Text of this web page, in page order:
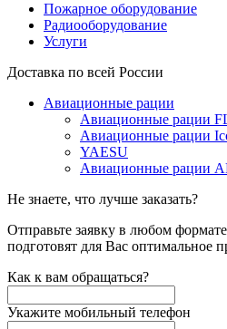
Пожарное оборудование
Радиооборудование
Услуги
Доставка по всей России
Авиационные рации
Авиационные рации
Авиационные рации
YAESU
Авиационные рации
Не знаете, что лучше заказать?
Отправьте заявку в любом
подготовят для Вас оптимальное
Как к вам обращаться?
Укажите мобильный телефон